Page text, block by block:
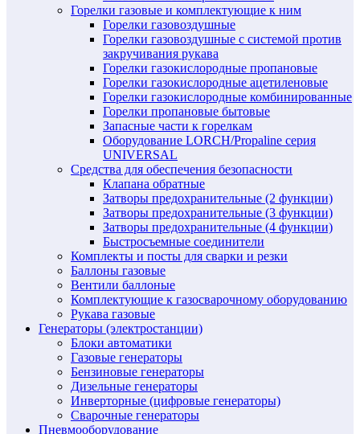
Горелки газовые и комплектующие к ним
Горелки газовоздушные
Горелки газовоздушные с системой против
закручивания рукава
Горелки газокислородные пропановые
Горелки газокислородные ацетиленовые
Горелки газокислородные комбинированные
Горелки пропановые бытовые
Запасные части к горелкам
Оборудование LORCH/Propaline серия
UNIVERSAL
Средства для обеспечения безопасности
Клапана обратные
Затворы предохранительные (2 функции)
Затворы предохранительные (3 функции)
Затворы предохранительные (4 функции)
Быстросъемные соединители
Комплекты и посты для сварки и резки
Баллоны газовые
Вентили баллоные
Комплектующие к газосварочному оборудованию
Рукава газовые
Генераторы (электростанции)
Блоки автоматики
Газовые генераторы
Бензиновые генераторы
Дизельные генераторы
Инверторные (цифровые генераторы)
Сварочные генераторы
Пневмооборудование